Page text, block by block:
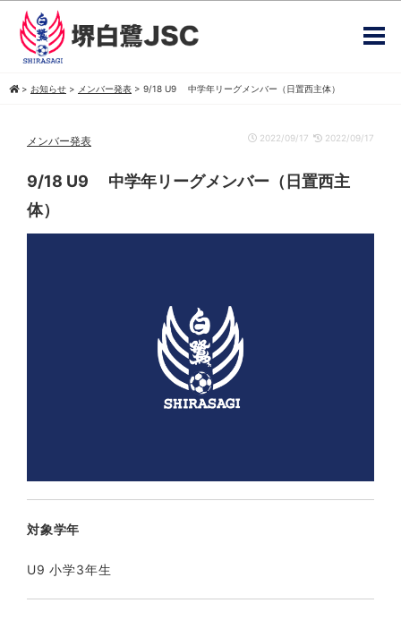
> お知らせ > メンバー発表 > 9/18 U9 中学年リーグメンバー（日置西主体）
メンバー発表 2022/09/17 2022/09/17
9/18 U9 中学年リーグメンバー（日置西主
体）
対象学年
U9 小学3年生